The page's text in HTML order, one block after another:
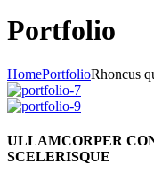
Portfolio
HomePortfolioRhoncus
ULLAMCORPER
SCELERISQUE